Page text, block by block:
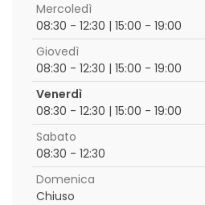
Mercoledì
08:30 - 12:30 | 15:00 - 19:00
Giovedì
08:30 - 12:30 | 15:00 - 19:00
Venerdì
08:30 - 12:30 | 15:00 - 19:00
Sabato
08:30 - 12:30
Domenica
Chiuso